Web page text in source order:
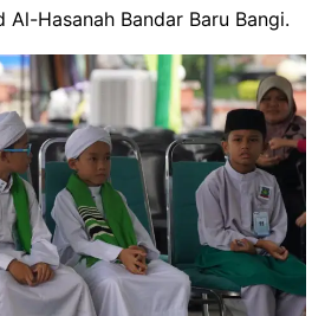
Hasanah Bandar Baru Bangi.